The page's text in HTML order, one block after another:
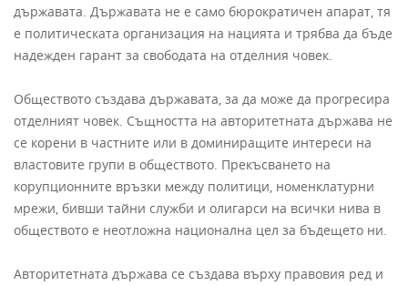
държавата. Държавата не е само бюрократичен апарат, тя
е политическата организация на нацията и трябва да бъде
надежден гарант за свободата на отделния човек.
Обществото създава държавата, за да може да прогресира
отделният човек. Същността на авторитетната държава не
се корени в частните или в доминиращите интереси на
властовите групи в обществото. Прекъсването на
корупционните връзки между политици, номенклатурни
мрежи, бивши тайни служби и олигарси на всички нива в
обществото е неотложна национална цел за бъдещето ни.
Авторитетната държава се създава върху правовия ред и